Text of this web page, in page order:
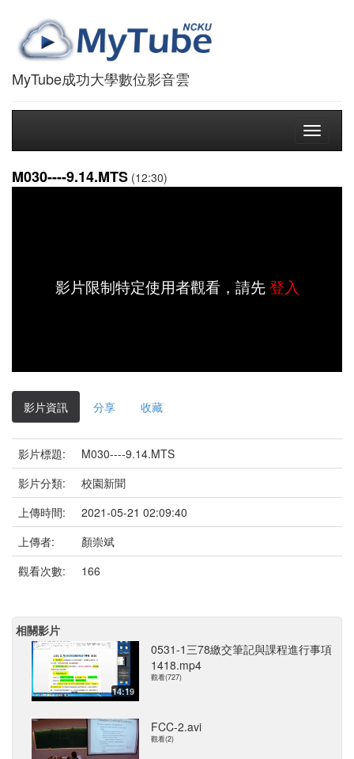
MyTube成功大學數位影音雲
Toggle
M030----9.14.MTS (12:30)
影片限制特定使用者觀看，請先登入
影片資訊 分享 收藏
影片標題:
M030----9.14.MTS
影片分類:
校園新聞
上傳時間:
2021-05-21 02:09:40
上傳者:
顏崇斌
觀看次數:
166
相關影片
14:19
0531-1三78繳交筆記與課程進行事項
1418.mp4
觀看(727)
FCC-2.avi
觀看(2)